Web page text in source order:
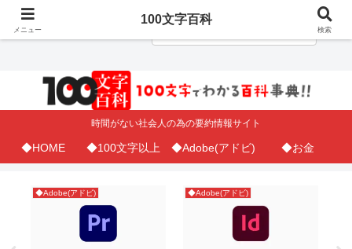
時間がない社会人の為の要約情報サイト
◆HOME ◆100文字以上 ◆Adobe(アドビ) ◆お金
◆Adobe(アドビ) ◆Adobe(アドビ)
メニュー
100文字百科
検索